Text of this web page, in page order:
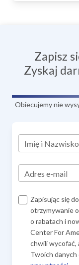
Zapisz
Zyskaj
Obiecujemy nie
Imię i Nazwisko
Adres e-mail
Zapisując się
otrzymywanie
o rabatach i
Center For
chwili wycofać,
Twoich danych